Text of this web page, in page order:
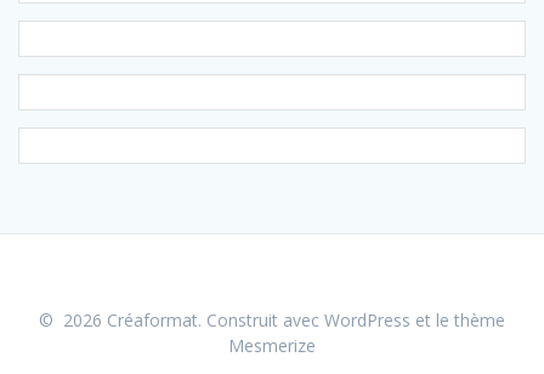
© 2026 Créaformat. Construit avec WordPress et le thème
Mesmerize